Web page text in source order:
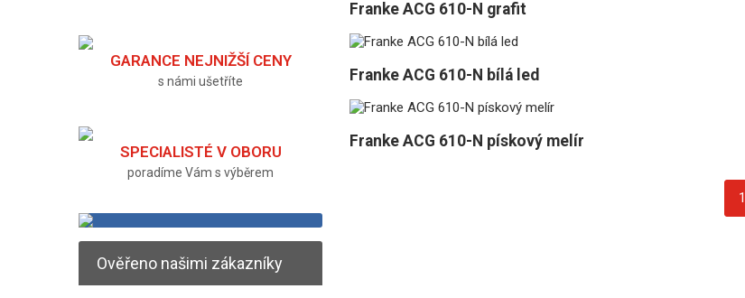
Franke ACG 610-N grafit
Franke ACG 610-N bílá led
Franke ACG 610-N pískový melír
1
GARANCE NEJNIŽŠÍ CENY
s námi ušetříte
SPECIALISTÉ V OBORU
poradíme Vám s výběrem
Ověřeno našimi zákazníky